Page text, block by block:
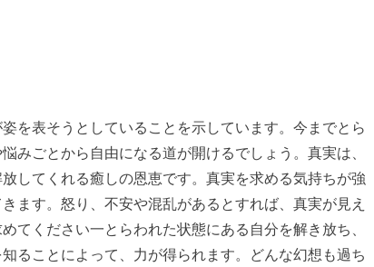
を表そうとしていることを示しています。今までとら
みごとから自由になる道が開けるでしょう。真実は、
してくれる癒しの恩恵です。真実を求める気持ちが強
ます。怒り、不安や混乱があるとすれば、真実が見え
てください一とらわれた状態にある自分を解き放ち、
ることによって、力が得られます。どんな幻想も過ち